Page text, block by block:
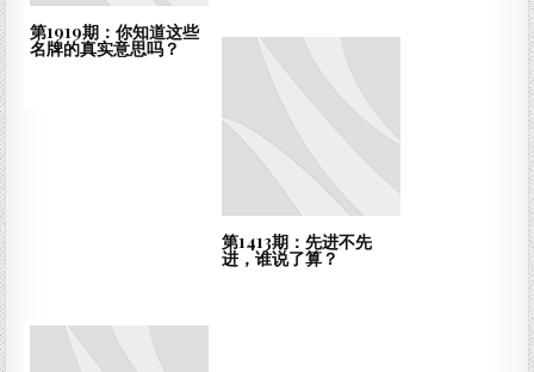
第1919期：你知道这些
名牌的真实意思吗？
第1413期：先进不先
进，谁说了算？